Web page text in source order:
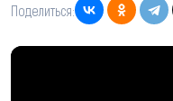
Поделиться: